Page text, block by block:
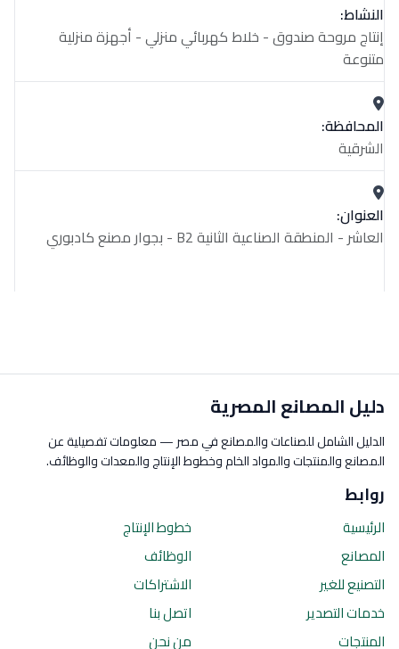
النشاط:
إنتاج مروحة صندوق - خلاط كهربائي منزلي - أجهزة منزلية
متنوعة
المحافظة:
الشرقية
العنوان:
العاشر - المنطقة الصناعية الثانية B2 - بجوار مصنع كادبوري
دليل المصانع المصرية
الدليل الشامل للصناعات والمصانع في مصر — معلومات تفصيلية عن
المصانع والمنتجات والمواد الخام وخطوط الإنتاج والمعدات والوظائف.
روابط
الرئيسية
المصانع
التصنيع للغير
خدمات التصدير
المنتجات
خطوط الإنتاج
الوظائف
الاشتراكات
اتصل بنا
من نحن